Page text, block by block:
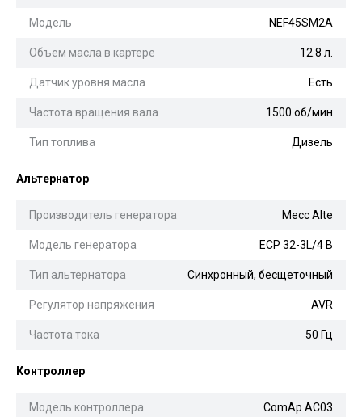
Модель NEF45SM2A
Объем масла в картере 12.8 л.
Датчик уровня масла Есть
Частота вращения вала 1500 об/мин
Тип топлива Дизель
Альтернатор
Производитель генератора Mecc Alte
Модель генератора ECP 32-3L/4 B
Тип альтернатора Синхронный, бесщеточный
Регулятор напряжения AVR
Частота тока 50 Гц
Контроллер
Модель контроллера ComAp AC03